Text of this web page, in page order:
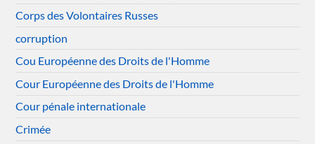
Corps des Volontaires Russes
corruption
Cou Européenne des Droits de l'Homme
Cour Européenne des Droits de l'Homme
Cour pénale internationale
Crimée